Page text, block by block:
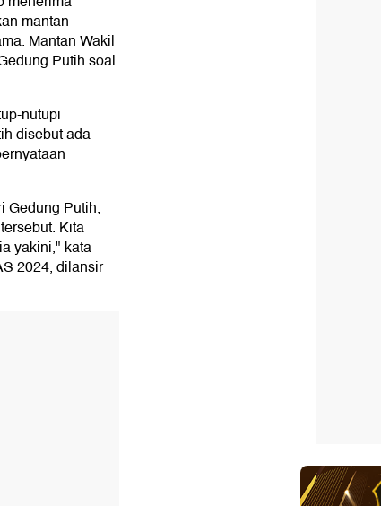
mantan
Mantan Wakil
Putih soal
nutupi
disebut ada
Gedung Putih,
Kita
yakini," kata
2024, dilansir